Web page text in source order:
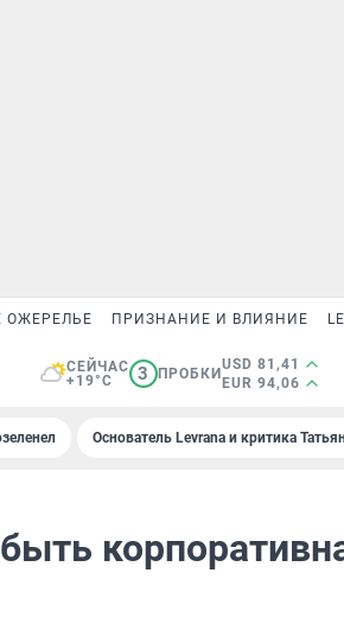
ОЖЕРЕЛЬЕ ПРИЗНАНИЕ И ВЛИЯНИЕ
СЕЙЧАС
+19°C
3 ПРОБКИ
USD 81,41
EUR 94,06
Основатель Levrana и критика